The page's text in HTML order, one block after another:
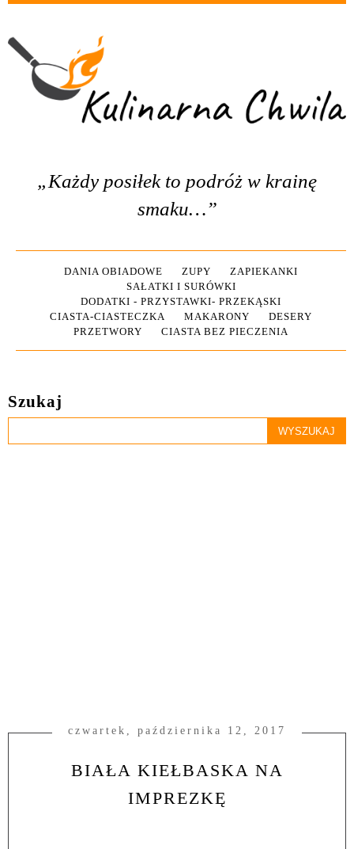
„Każdy posiłek to podróż w krainę
smaku…”
DANIA OBIADOWE ZUPY
ZAPIEKANKI
SAŁATKI I SURÓWKI
DODATKI - PRZYSTAWKI- PRZEKĄSKI
CIASTA-CIASTECZKA
MAKARONY
DESERY
PRZETWORY
CIASTA BEZ PIECZENIA
Szukaj
czwartek, października 12, 2017
BIAŁA KIEŁBASKA NA
IMPREZKĘ